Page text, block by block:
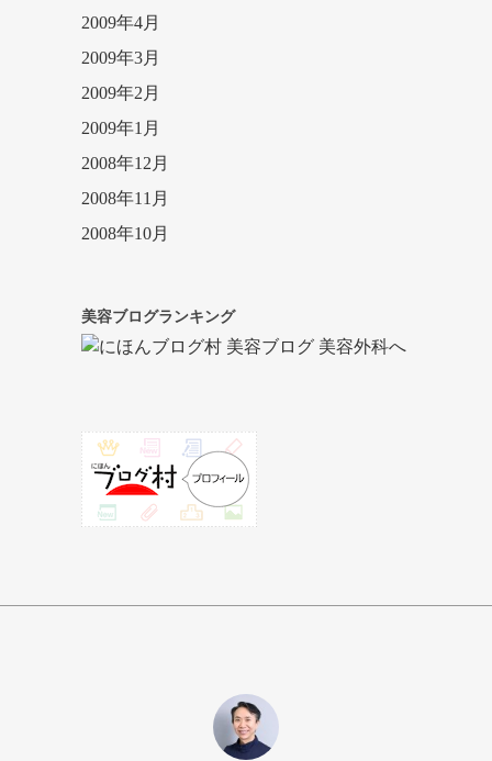
2009年4月
2009年3月
2009年2月
2009年1月
2008年12月
2008年11月
2008年10月
美容ブログランキング